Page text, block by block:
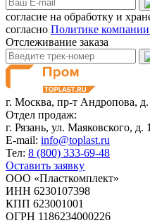
согласие на обработку и
согласно Политике
Отслеживание заказа
г. Москва, пр-т Андропова,
Отдел продаж:
г. Рязань, ул. Маяковского,
E-mail: info@toplast.ru
Тел: 8 (800) 333-69-48
Оставить заявку
ООО «Пласткомплект»
ИНН 6230107398
КПП 623001001
ОГРН 1186234000226